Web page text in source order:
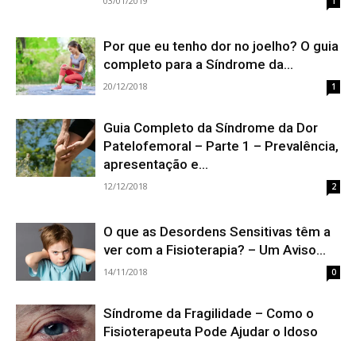
Por que eu tenho dor no joelho? O guia
completo para a Síndrome da...
20/12/2018 1
Guia Completo da Síndrome da Dor
Patelofemoral – Parte 1 – Prevalência,
apresentação e...
12/12/2018 2
O que as Desordens Sensitivas têm a
ver com a Fisioterapia? – Um Aviso...
14/11/2018 0
Síndrome da Fragilidade – Como o
Fisioterapeuta Pode Ajudar o Idoso